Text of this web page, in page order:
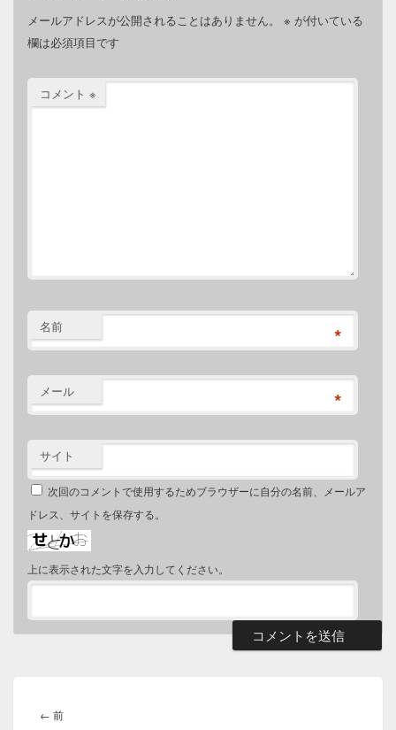
メールアドレスが公開されることはありません。 ※ が付いている
欄は必須項目です
コメント ※
名前 *
メール *
サイト
次回のコメントで使用するためブラウザーに自分の名前、メールア
ドレス、サイトを保存する。
上に表示された文字を入力してください。
稿
← 前前